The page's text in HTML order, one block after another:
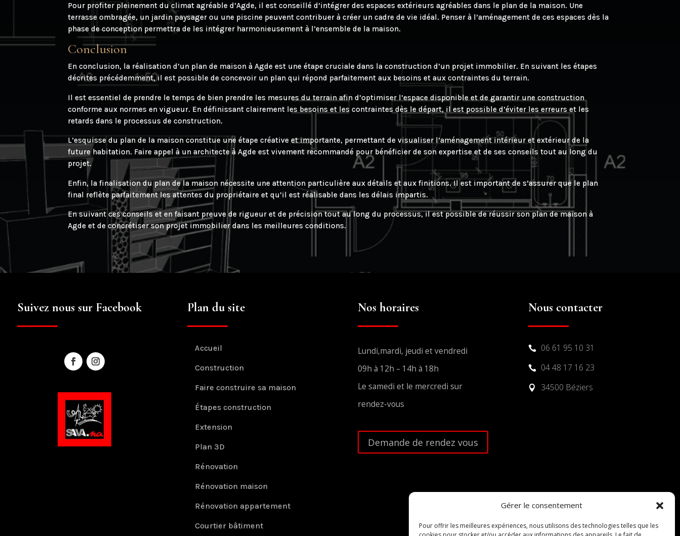
Gérer le consentement
Pour offrir les meilleures expériences, nous utilisons des technologies telles que les
Pour profiter pleinement du climat agréable d’Agde, il est conseillé d’intégrer des espaces extérieurs agréables dans le plan de la maison. Une
terrasse ombragée, un jardin paysager ou une piscine peuvent contribuer à créer un cadre de vie idéal. Penser à l’aménagement de ces espaces dès la
phase de conception permettra de les intégrer harmonieusement à l’ensemble de la maison.
Conclusion
En conclusion, la réalisation d’un plan de maison à Agde est une étape cruciale dans la construction d’un projet immobilier. En suivant les étapes
décrites précédemment, il est possible de concevoir un plan qui répond parfaitement aux besoins et aux contraintes du terrain.
Il est essentiel de prendre le temps de bien prendre les mesures du terrain afin d’optimiser l’espace disponible et de garantir une construction
conforme aux normes en vigueur. En définissant clairement les besoins et les contraintes dès le départ, il est possible d’éviter les erreurs et les
retards dans le processus de construction.
L’esquisse du plan de la maison constitue une étape créative et importante, permettant de visualiser l’aménagement intérieur et extérieur de la
future habitation. Faire appel à un architecte à Agde est vivement recommandé pour bénéficier de son expertise et de ses conseils tout au long du
projet.
Enfin, la finalisation du plan de la maison nécessite une attention particulière aux détails et aux finitions. Il est important de s’assurer que le plan
final reflète parfaitement les attentes du propriétaire et qu’il est réalisable dans les délais impartis.
En suivant ces conseils et en faisant preuve de rigueur et de précision tout au long du processus, il est possible de réussir son plan de maison à
Agde et de concrétiser son projet immobilier dans les meilleures conditions.
Suivez nous sur Facebook Plan du site
Accueil
Construction
Faire construire sa maison
Étapes construction
Extension
Plan 3D
Rénovation
Rénovation maison
Rénovation appartement
Courtier bâtiment
Nos horaires
Lundi,mardi, jeudi et vendredi
09h à 12h – 14h à 18h
Le samedi et le mercredi sur
rendez-vous
Demande de rendez vous
Nous contacter
 06 61 95 10 31
 04 48 17 16 23
 34500 Béziers